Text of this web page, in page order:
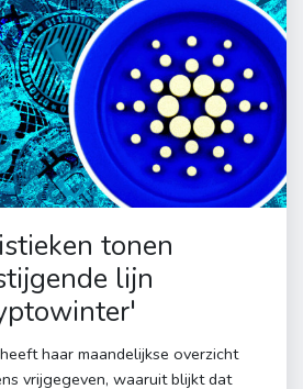
tonen
lijn
haar maandelijkse overzicht
vrijgegeven, waaruit blijkt dat